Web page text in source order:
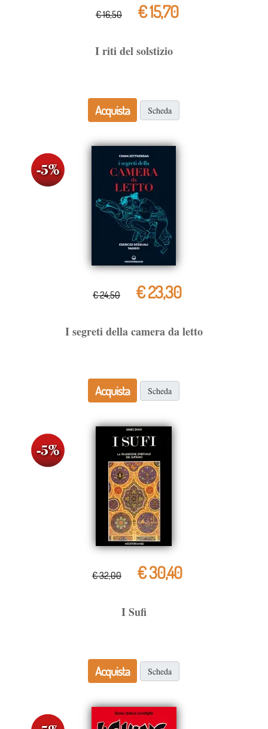
€ 16,50 € 15,70
I riti del solstizio
Acquista Scheda
€ 24,50 € 23,30
I segreti della camera da letto
Acquista Scheda
€ 32,00 € 30,40
I Sufi
Acquista Scheda